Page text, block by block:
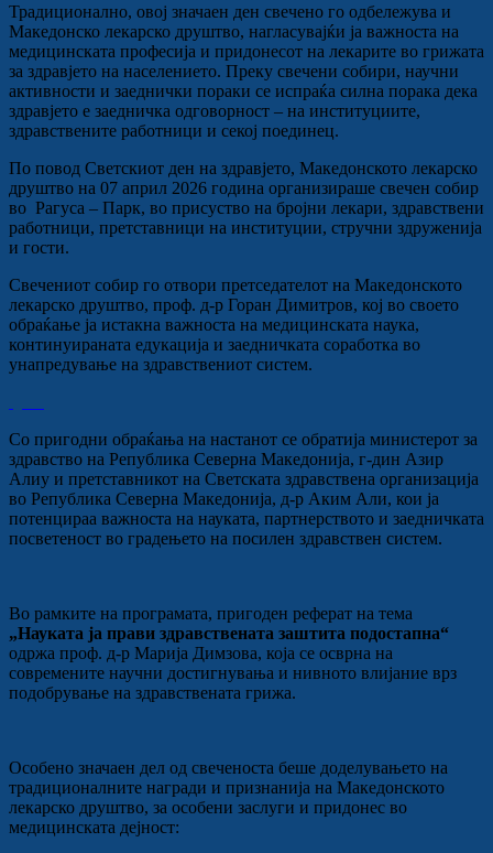
Традиционално, овој значаен ден свечено го одбележува и
Македонско лекарско друштво, нагласувајќи ја важноста на
медицинската професија и придонесот на лекарите во грижата
за здравјето на населението. Преку свечени собири, научни
активности и заеднички пораки се испраќа силна порака дека
здравјето е заедничка одговорност – на институциите,
здравствените работници и секој поединец.
По повод Светскиот ден на здравјето, Македонското лекарско
друштво на 07 април 2026 година организираше свечен собир
во Рагуса – Парк, во присуство на бројни лекари, здравствени
работници, претставници на институции, стручни здруженија
и гости.
Свечениот собир го отвори претседателот на Македонското
лекарско друштво, проф. д-р Горан Димитров, кој во своето
обраќање ја истакна важноста на медицинската наука,
континуираната едукација и заедничката соработка во
унапредување на здравствениот систем.
Со пригодни обраќања на настанот се обратија министерот за
здравство на Република Северна Македонија, г-дин Азир
Алиу и претставникот на Светската здравствена организација
во Република Северна Македонија, д-р Аким Али, кои ја
потенцираа важноста на науката, партнерството и заедничката
посветеност во градењето на посилен здравствен систем.
Во рамките на програмата, пригоден реферат на тема
„Науката ја прави здравствената заштита подостапна“
одржа проф. д-р Марија Димзова, која се осврна на
современите научни достигнувања и нивното влијание врз
подобрување на здравствената грижа.
Особено значаен дел од свеченоста беше доделувањето на
традиционалните награди и признанија на Македонското
лекарско друштво, за особени заслуги и придонес во
медицинската дејност: